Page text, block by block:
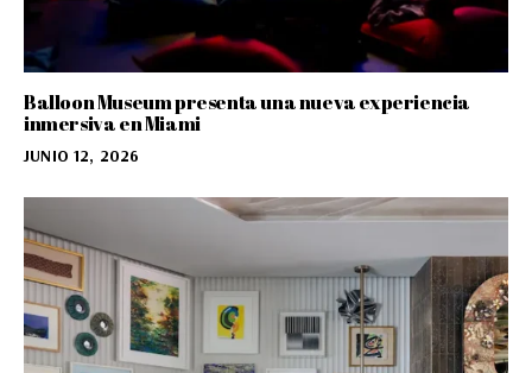
Balloon Museum presenta una nueva experiencia
inmersiva en Miami
JUNIO 12, 2026